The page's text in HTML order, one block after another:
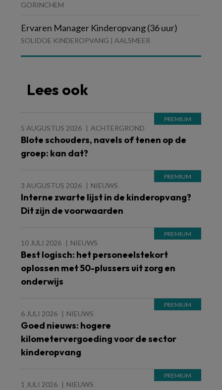
GORINCHEM
Ervaren Manager Kinderopvang (36 uur)
SOLIDOE KINDEROPVANG | AALSMEER
Lees ook
5 AUGUSTUS 2026 ACHTERGROND
Blote schouders, navels of tenen op de
groep: kan dat?
3 AUGUSTUS 2026 NIEUWS
Interne zwarte lijst in de kinderopvang?
Dit zijn de voorwaarden
10 JULI 2026 NIEUWS
Best logisch: het personeelstekort
oplossen met 50-plussers uit zorg en
onderwijs
6 JULI 2026 NIEUWS
Goed nieuws: hogere
kilometervergoeding voor de sector
kinderopvang
1 JULI 2026 NIEUWS